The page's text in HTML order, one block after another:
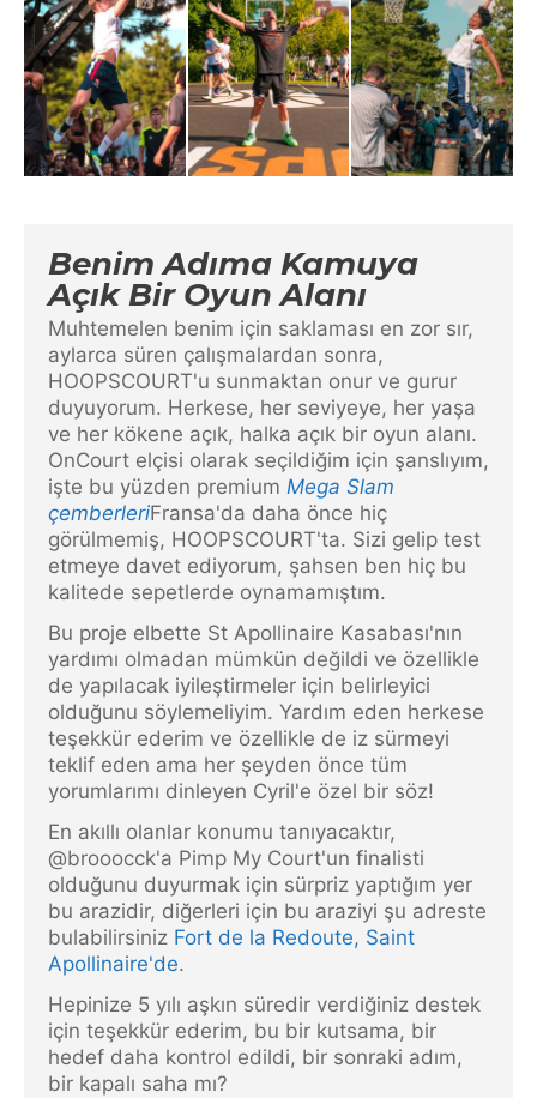
Benim Adıma Kamuya
Açık Bir Oyun Alanı
Muhtemelen benim için saklaması en zor sır,
aylarca süren çalışmalardan sonra,
HOOPSCOURT'u sunmaktan onur ve gurur
duyuyorum. Herkese, her seviyeye, her yaşa
ve her kökene açık, halka açık bir oyun alanı.
OnCourt elçisi olarak seçildiğim için şanslıyım,
işte bu yüzden premium Mega Slam
çemberleriFransa'da daha önce hiç
görülmemiş, HOOPSCOURT'ta. Sizi gelip test
etmeye davet ediyorum, şahsen ben hiç bu
kalitede sepetlerde oynamamıştım.
Bu proje elbette St Apollinaire Kasabası'nın
yardımı olmadan mümkün değildi ve özellikle
de yapılacak iyileştirmeler için belirleyici
olduğunu söylemeliyim. Yardım eden herkese
teşekkür ederim ve özellikle de iz sürmeyi
teklif eden ama her şeyden önce tüm
yorumlarımı dinleyen Cyril'e özel bir söz!
En akıllı olanlar konumu tanıyacaktır,
@brooocck'a Pimp My Court'un finalisti
olduğunu duyurmak için sürpriz yaptığım yer
bu arazidir, diğerleri için bu araziyi şu adreste
bulabilirsiniz Fort de la Redoute, Saint
Apollinaire'de.
Hepinize 5 yılı aşkın süredir verdiğiniz destek
için teşekkür ederim, bu bir kutsama, bir
hedef daha kontrol edildi, bir sonraki adım,
bir kapalı saha mı?